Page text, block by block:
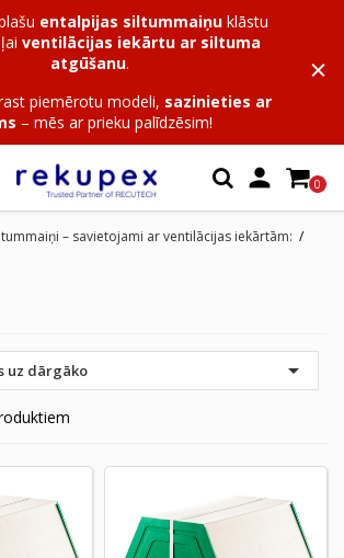
entalpijas siltummaiņu klāstu
ventilācijas iekārtu ar siltuma
atgūšanu.
piemērotu modeli, sazinieties ar
– mēs ar prieku palīdzēsim!
 0
– savietojami ar ventilācijas iekārtām:
uz dārgāko 